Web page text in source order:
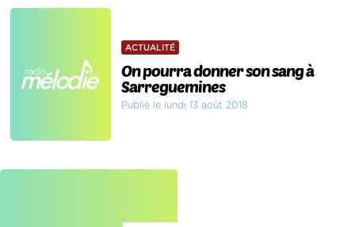
ACTUALITÉ
On pourra donner son sang à
Sarreguemines
Publié le lundi 13 août 2018